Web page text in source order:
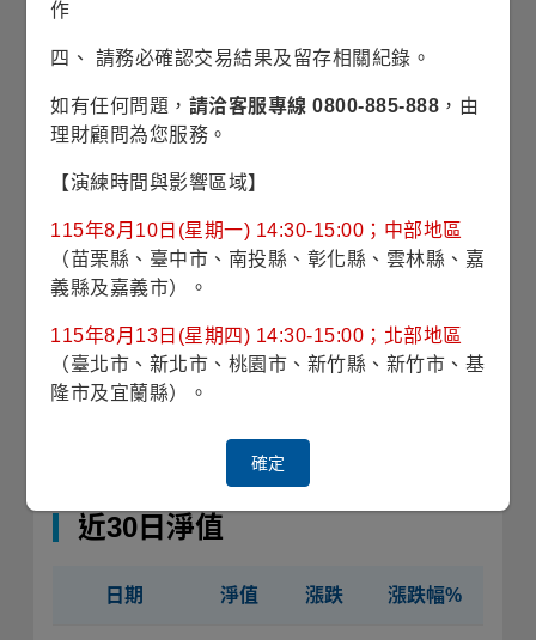
近1年
85.12
(2026/06/02)
近1年
平均淨值
65.77
收藏
單筆申購
近30日淨值
日期 淨值 漲跌 漲跌幅%
作
四、 請務必確認交易結果及留存相關紀錄。
如有任何問題， 請洽客服專線 0800-885-888 ，由
理財顧問為您服務。
【演練時間與影響區域】
115年8月10日(星期一) 14:30-15:00；中部地區
（苗栗縣、臺中市、南投縣、彰化縣、雲林縣、嘉
義縣及嘉義市）。
115年8月13日(星期四) 14:30-15:00；北部地區
（臺北市、新北市、桃園市、新竹縣、新竹市、基
隆市及宜蘭縣）。
確定